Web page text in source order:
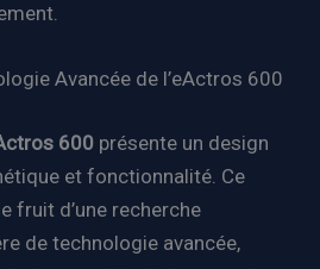
Avancée de l’eActros 600
600 présente un design
et fonctionnalité. Ce
fruit d’une recherche
de technologie avancée,